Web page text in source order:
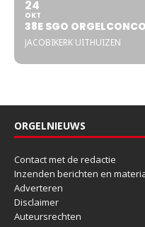
24
OKT
38E SGO
JACOBIKERK UITHUIZEN
ORGELNIEUWS
Contact met de redactie
Inzenden berichten en
Adverteren
Disclaimer
Auteursrechten